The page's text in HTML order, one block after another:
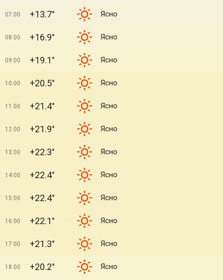
07:00 +13.7° Ясно
08:00 +16.9° Ясно
09:00 +19.1° Ясно
10:00 +20.5° Ясно
11:00 +21.4° Ясно
12:00 +21.9° Ясно
13:00 +22.3° Ясно
14:00 +22.4° Ясно
15:00 +22.4° Ясно
16:00 +22.1° Ясно
17:00 +21.3° Ясно
18:00 +20.2° Ясно